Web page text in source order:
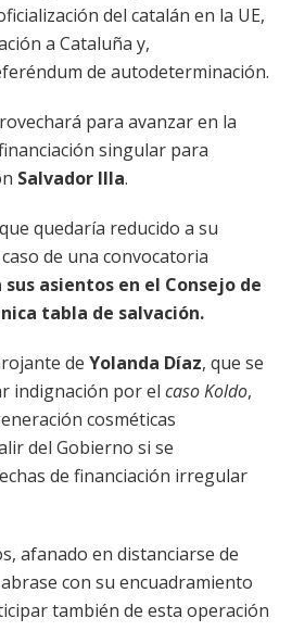
del catalán en la UE,
a Cataluña y,
de autodeterminación.
para avanzar en la
singular para
Salvador Illa.
quedaría reducido a su
de una convocatoria
asientos en el Consejo de
tabla de salvación.
de Yolanda Díaz, que se
indignación por el caso Koldo,
cosméticas
del Gobierno si se
de financiación irregular
afanado en distanciarse de
con su encuadramiento
también de esta operación